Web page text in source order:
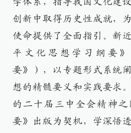
创新中取得历史性成就，
使命提供了全面指引。新
平文化思想学习纲要
要》），以专题形式系统
想的精髓要义和实践要求
的二十届三中全会精神
要》出版为契机，学深悟